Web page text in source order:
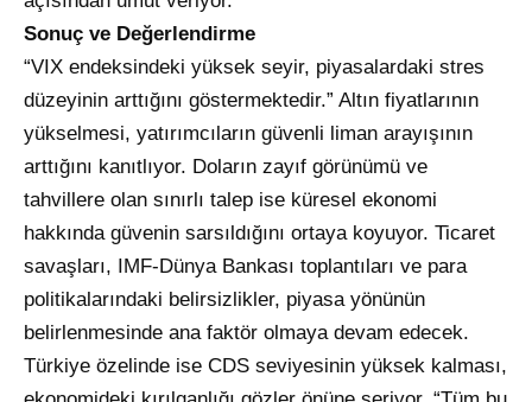
Sonuç ve Değerlendirme
“VIX endeksindeki yüksek seyir, piyasalardaki stres
düzeyinin arttığını göstermektedir.” Altın fiyatlarının
yükselmesi, yatırımcıların güvenli liman arayışının
arttığını kanıtlıyor. Doların zayıf görünümü ve
tahvillere olan sınırlı talep ise küresel ekonomi
hakkında güvenin sarsıldığını ortaya koyuyor. Ticaret
savaşları, IMF-Dünya Bankası toplantıları ve para
politikalarındaki belirsizlikler, piyasa yönünün
belirlenmesinde ana faktör olmaya devam edecek.
Türkiye özelinde ise CDS seviyesinin yüksek kalması,